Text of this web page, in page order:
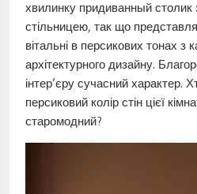
хвилинку придиванный
стільницею, так що
вітальні в персикових тонах з
архітектурного дизайну.
інтер’єру сучасний характер.
персиковий колір стін цієї
старомодний?